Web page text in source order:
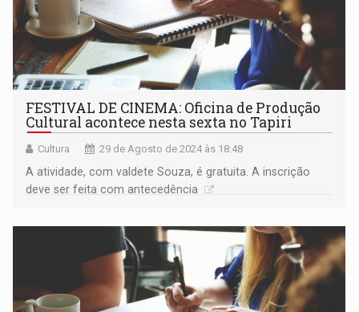
FESTIVAL DE CINEMA: Oficina de Produção
Cultural acontece nesta sexta no Tapiri
Cultura 29 de Agosto de 2024 às 18:48
A atividade, com valdete Souza, é gratuita. A inscrição
deve ser feita com antecedência